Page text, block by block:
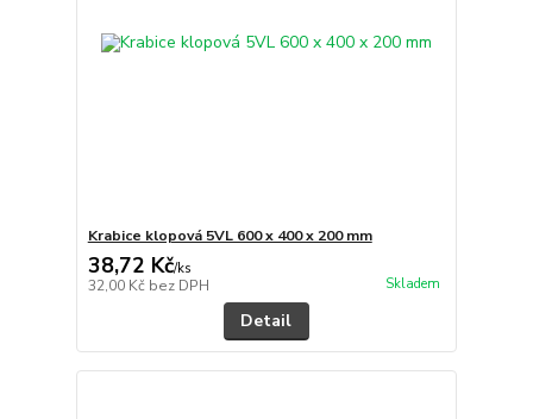
Krabice klopová 5VL 600 x 400 x 200 mm
38,72 Kč/ks
32,00 Kč bez DPH Skladem
Detail